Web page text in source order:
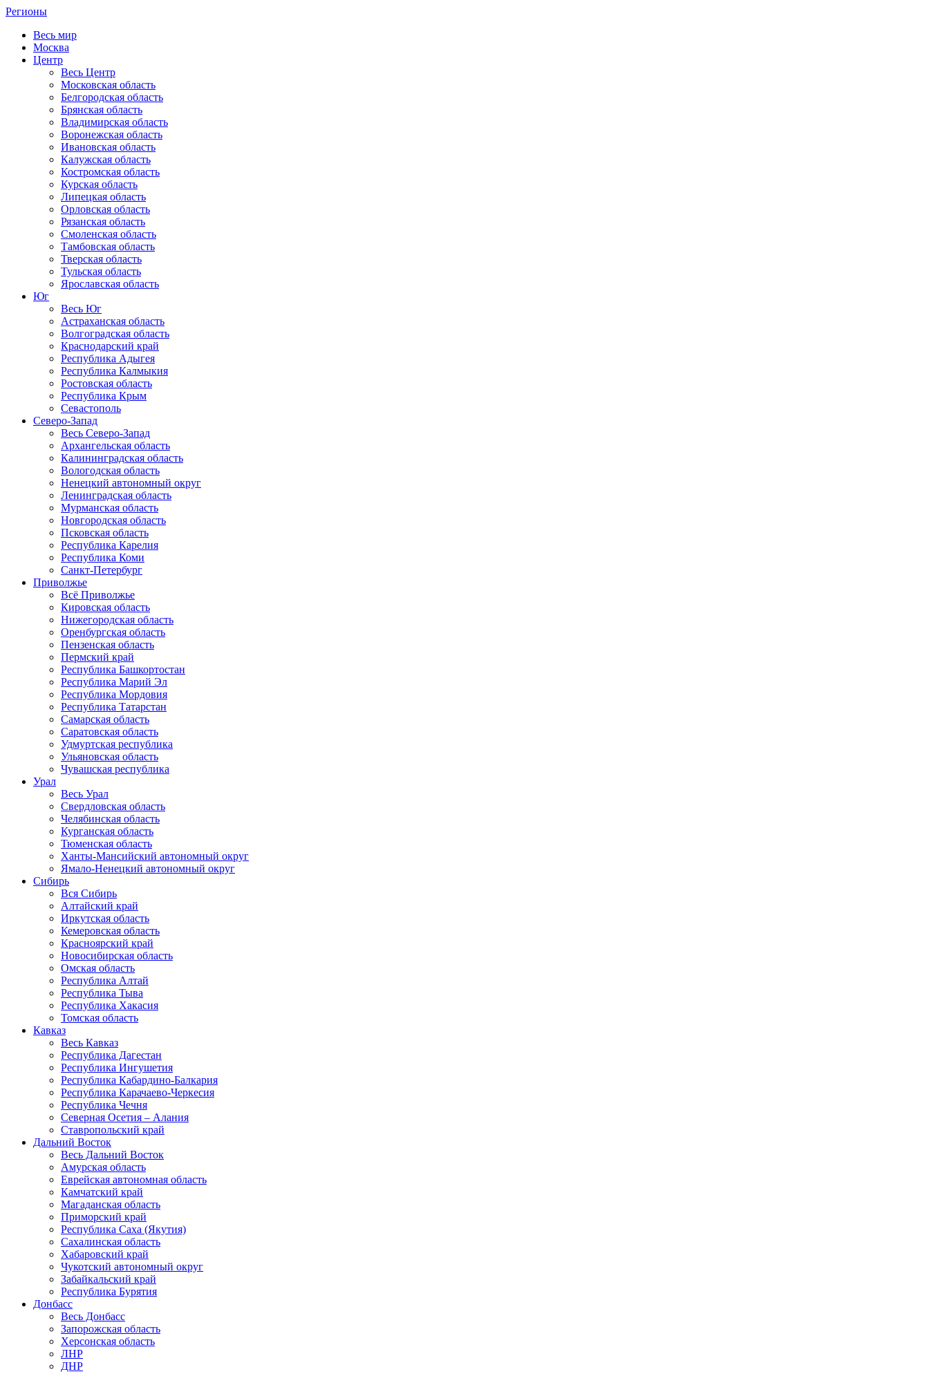
Регионы
Весь мир
Москва
Центр
Весь Центр
Московская область
Белгородская область
Брянская область
Владимирская область
Воронежская область
Ивановская область
Калужская область
Костромская область
Курская область
Липецкая область
Орловская область
Рязанская область
Смоленская область
Тамбовская область
Тверская область
Тульская область
Ярославская область
Юг
Весь Юг
Астраханская область
Волгоградская область
Краснодарский край
Республика Адыгея
Республика Калмыкия
Ростовская область
Республика Крым
Севастополь
Северо-Запад
Весь Северо-Запад
Архангельская область
Калининградская область
Вологодская область
Ненецкий автономный округ
Ленинградская область
Мурманская область
Новгородская область
Псковская область
Республика Карелия
Республика Коми
Санкт-Петербург
Приволжье
Всё Приволжье
Кировская область
Нижегородская область
Оренбургская область
Пензенская область
Пермский край
Республика Башкортостан
Республика Марий Эл
Республика Мордовия
Республика Татарстан
Самарская область
Саратовская область
Удмуртская республика
Ульяновская область
Чувашская республика
Урал
Весь Урал
Свердловская область
Челябинская область
Курганская область
Тюменская область
Ханты-Мансийский автономный округ
Ямало-Ненецкий автономный округ
Сибирь
Вся Сибирь
Алтайский край
Иркутская область
Кемеровская область
Красноярский край
Новосибирская область
Омская область
Республика Алтай
Республика Тыва
Республика Хакасия
Томская область
Кавказ
Весь Кавказ
Республика Дагестан
Республика Ингушетия
Республика Кабардино-Балкария
Республика Карачаево-Черкесия
Республика Чечня
Северная Осетия – Алания
Ставропольский край
Дальний Восток
Весь Дальний Восток
Амурская область
Еврейская автономная область
Камчатский край
Магаданская область
Приморский край
Республика Саха (Якутия)
Сахалинская область
Хабаровский край
Чукотский автономный округ
Забайкальский край
Республика Бурятия
Донбасс
Весь Донбасс
Запорожская область
Херсонская область
ЛНР
ДНР